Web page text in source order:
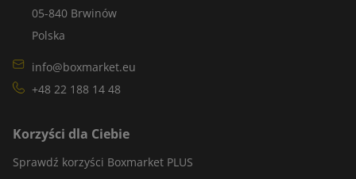
05-840 Brwinów
Polska
info@boxmarket.eu
+48 22 188 14 48
Korzyści dla Ciebie
Sprawdź korzyści Boxmarket PLUS